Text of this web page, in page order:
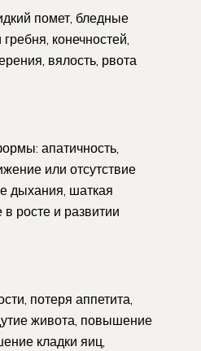
помет, бледные
конечностей,
вялость, рвота
апатичность,
или отсутствие
дыхания, шаткая
в росте и развитии
потеря аппетита,
живота, повышение
кладки яиц,